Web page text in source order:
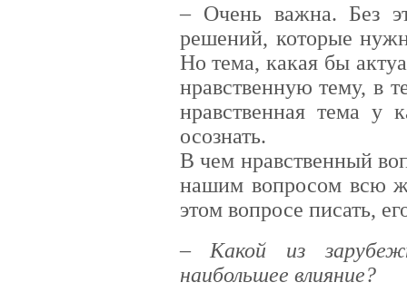
– Очень важна. Без
решений, которые
Но тема, какая бы
нравственную тему, в
нравственная тема у
осознать.
В чем нравственный
нашим вопросом всю
этом вопросе писать,
– Какой из
наибольшее влияние?